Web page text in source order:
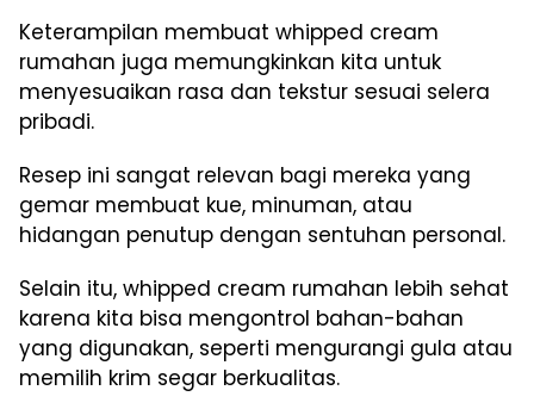
Keterampilan membuat whipped cream
rumahan juga memungkinkan kita untuk
menyesuaikan rasa dan tekstur sesuai selera
pribadi.
Resep ini sangat relevan bagi mereka yang
gemar membuat kue, minuman, atau
hidangan penutup dengan sentuhan personal.
Selain itu, whipped cream rumahan lebih sehat
karena kita bisa mengontrol bahan-bahan
yang digunakan, seperti mengurangi gula atau
memilih krim segar berkualitas.